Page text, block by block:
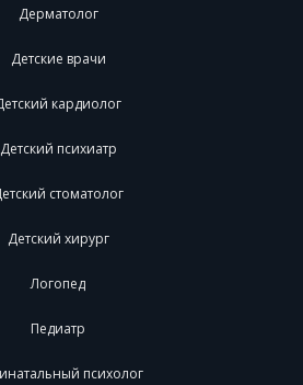
Дерматолог
Детские врачи
кардиолог
Детский психиатр
стоматолог
Детский хирург
Логопед
Педиатр
психолог